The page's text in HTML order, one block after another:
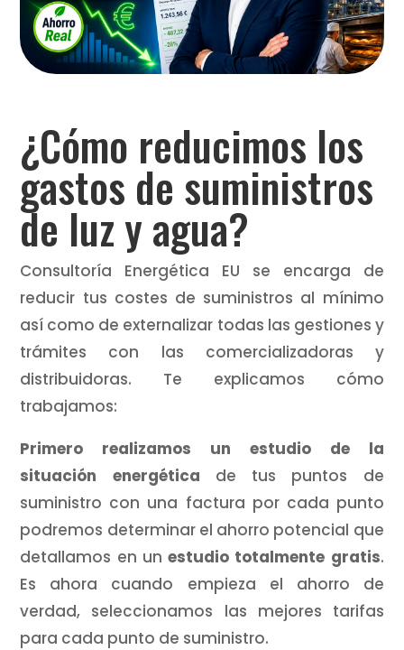
¿Cómo reducimos los
gastos de suministros
de luz y agua?
Consultoría Energética EU se encarga de
reducir tus costes de suministros al mínimo
así como de externalizar todas las gestiones y
trámites con las comercializadoras y
distribuidoras. Te explicamos cómo
trabajamos:
Primero realizamos un estudio de la
situación energética de tus puntos de
suministro con una factura por cada punto
podremos determinar el ahorro potencial que
detallamos en unestudio totalmente gratis.
Es ahora cuando empieza el ahorro de
verdad, seleccionamos las mejores tarifas
para cada punto de suministro.